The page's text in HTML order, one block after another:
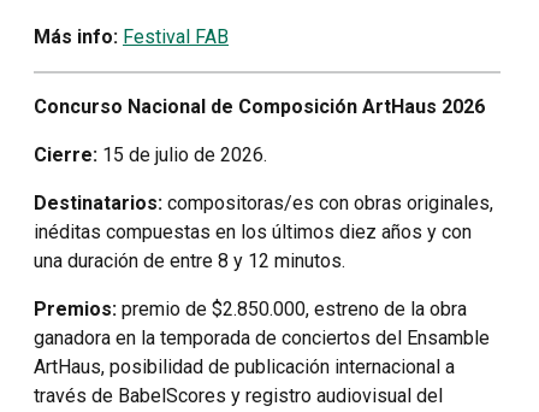
Más info: Festival FAB
Concurso Nacional de Composición ArtHaus 2026
Cierre: 15 de julio de 2026.
Destinatarios: compositoras/es con obras originales,
inéditas compuestas en los últimos diez años y con
una duración de entre 8 y 12 minutos.
Premios: premio de $2.850.000, estreno de la obra
ganadora en la temporada de conciertos del Ensamble
ArtHaus, posibilidad de publicación internacional a
través de BabelScores y registro audiovisual del